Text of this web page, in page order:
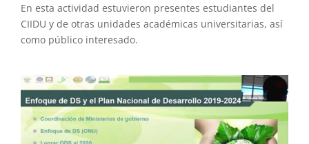
En esta actividad estuvieron presentes estudiantes del
CIIDU y de otras unidades académicas universitarias, así
como público interesado.